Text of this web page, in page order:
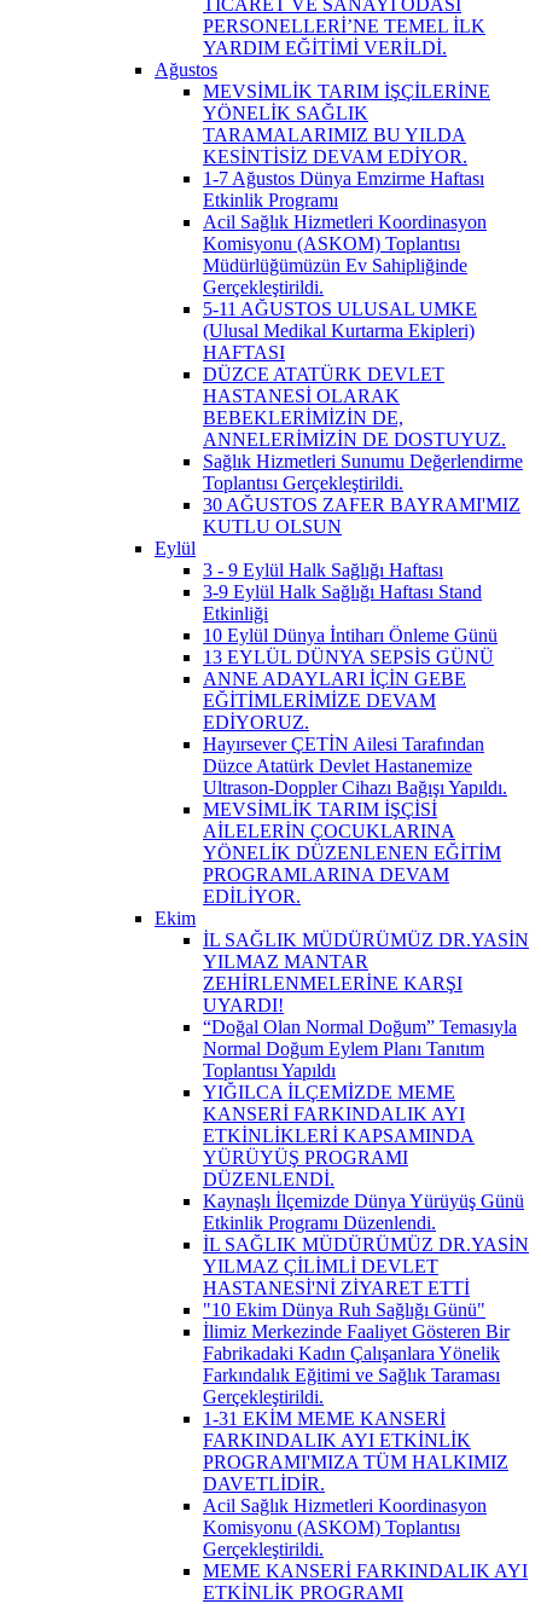
PERSONELLERİ’NE TEMEL İLK
YARDIM EĞİTİMİ VERİLDİ.
Ağustos
MEVSİMLİK TARIM İŞÇİLERİNE
YÖNELİK SAĞLIK
TARAMALARIMIZ BU YILDA
KESİNTİSİZ DEVAM EDİYOR.
1-7 Ağustos Dünya Emzirme Haftası
Etkinlik Programı
Acil Sağlık Hizmetleri Koordinasyon
Komisyonu (ASKOM) Toplantısı
Müdürlüğümüzün Ev Sahipliğinde
Gerçekleştirildi.
5-11 AĞUSTOS ULUSAL UMKE
(Ulusal Medikal Kurtarma Ekipleri)
HAFTASI
DÜZCE ATATÜRK DEVLET
HASTANESİ OLARAK
BEBEKLERİMİZİN DE,
ANNELERİMİZİN DE DOSTUYUZ.
Sağlık Hizmetleri Sunumu Değerlendirme
Toplantısı Gerçekleştirildi.
30 AĞUSTOS ZAFER BAYRAMI'MIZ
KUTLU OLSUN
Eylül
3 - 9 Eylül Halk Sağlığı Haftası
3-9 Eylül Halk Sağlığı Haftası Stand
Etkinliği
10 Eylül Dünya İntiharı Önleme Günü
13 EYLÜL DÜNYA SEPSİS GÜNÜ
ANNE ADAYLARI İÇİN GEBE
EĞİTİMLERİMİZE DEVAM
EDİYORUZ.
Hayırsever ÇETİN Ailesi Tarafından
Düzce Atatürk Devlet Hastanemize
Ultrason-Doppler Cihazı Bağışı Yapıldı.
MEVSİMLİK TARIM İŞÇİSİ
AİLELERİN ÇOCUKLARINA
YÖNELİK DÜZENLENEN EĞİTİM
PROGRAMLARINA DEVAM
EDİLİYOR.
Ekim
İL SAĞLIK MÜDÜRÜMÜZ DR.YASİN
YILMAZ MANTAR
ZEHİRLENMELERİNE KARŞI
UYARDI!
“Doğal Olan Normal Doğum” Temasıyla
Normal Doğum Eylem Planı Tanıtım
Toplantısı Yapıldı
YIĞILCA İLÇEMİZDE MEME
KANSERİ FARKINDALIK AYI
ETKİNLİKLERİ KAPSAMINDA
YÜRÜYÜŞ PROGRAMI
DÜZENLENDİ.
Kaynaşlı İlçemizde Dünya Yürüyüş Günü
Etkinlik Programı Düzenlendi.
İL SAĞLIK MÜDÜRÜMÜZ DR.YASİN
YILMAZ ÇİLİMLİ DEVLET
HASTANESİ'Nİ ZİYARET ETTİ
"10 Ekim Dünya Ruh Sağlığı Günü"
İlimiz Merkezinde Faaliyet Gösteren Bir
Fabrikadaki Kadın Çalışanlara Yönelik
Farkındalık Eğitimi ve Sağlık Taraması
Gerçekleştirildi.
1-31 EKİM MEME KANSERİ
FARKINDALIK AYI ETKİNLİK
PROGRAMI'MIZA TÜM HALKIMIZ
DAVETLİDİR.
Acil Sağlık Hizmetleri Koordinasyon
Komisyonu (ASKOM) Toplantısı
Gerçekleştirildi.
MEME KANSERİ FARKINDALIK AYI
ETKİNLİK PROGRAMI